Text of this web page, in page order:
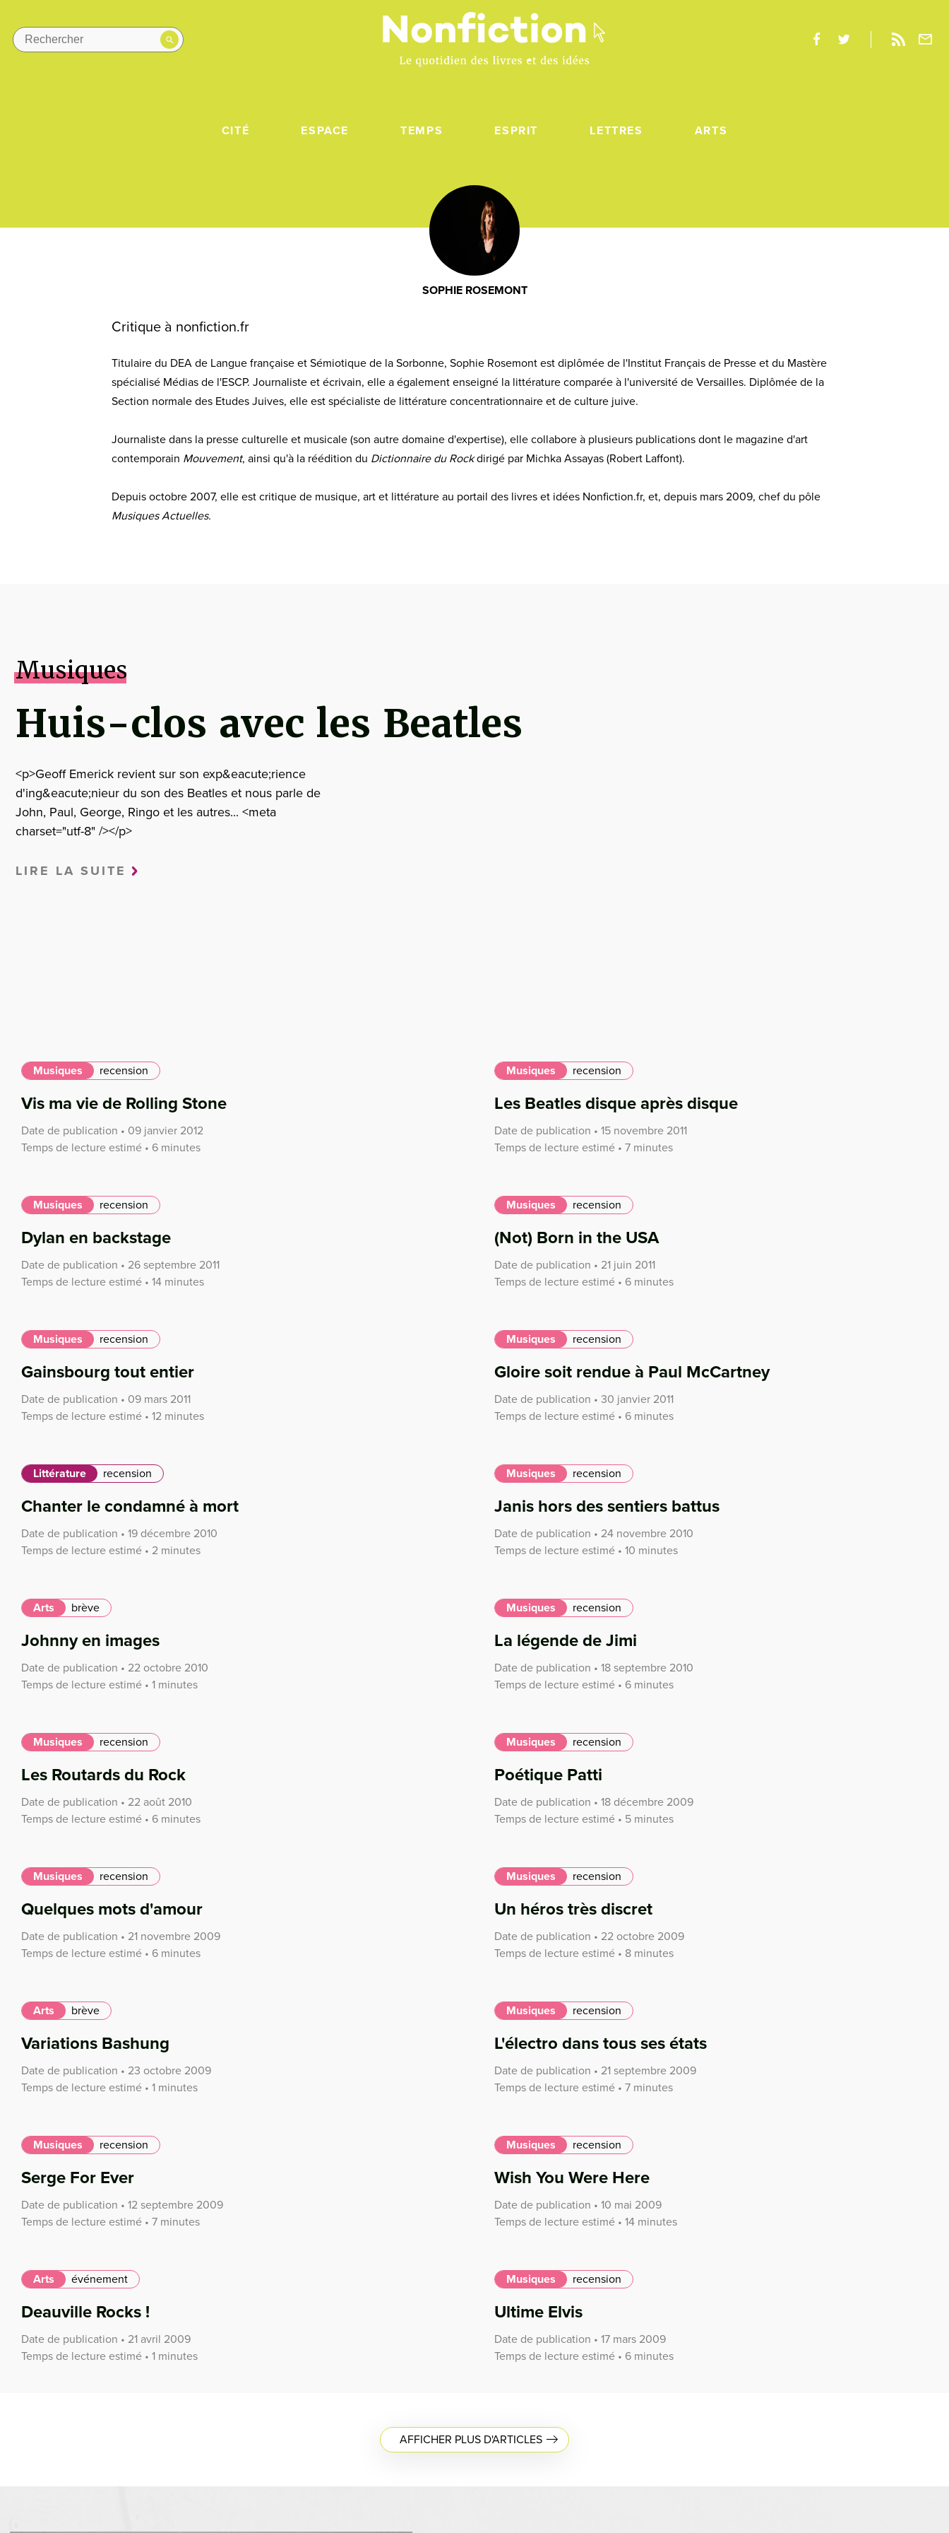
CITÉ ESPACE TEMPS ESPRIT LETTRES ARTS
SOPHIE ROSEMONT
Critique à nonfiction.fr
Titulaire du DEA de Langue française et Sémiotique de la Sorbonne, Sophie Rosemont est diplômée de l'Institut Français de Presse et du Mastère
spécialisé Médias de l'ESCP. Journaliste et écrivain, elle a également enseigné la littérature comparée à l'université de Versailles. Diplômée de la
Section normale des Etudes Juives, elle est spécialiste de littérature concentrationnaire et de culture juive.
Journaliste dans la presse culturelle et musicale (son autre domaine d'expertise), elle collabore à plusieurs publications dont le magazine d'art
contemporain Mouvement, ainsi qu'à la réédition du Dictionnaire du Rockdirigé par Michka Assayas (Robert Laffont).
Depuis octobre 2007, elle est critique de musique, art et littérature au portail des livres et idées Nonfiction.fr, et, depuis mars 2009, chef du pôle
Musiques Actuelles.
Musiques
Huis-clos avec les Beatles
<p>Geoff Emerick revient sur son exp&eacute;rience
d'ing&eacute;nieur du son des Beatles et nous parle de
John, Paul, George, Ringo et les autres... <meta
charset="utf-8" /></p>
LIRE LA SUITE
Musiques recension
Vis ma vie de Rolling Stone
Date de publication • 09 janvier 2012
Temps de lecture estimé • 6 minutes
Musiques recension
Les Beatles disque après disque
Date de publication • 15 novembre 2011
Temps de lecture estimé • 7 minutes
Musiques recension
Dylan en backstage
Date de publication • 26 septembre 2011
Temps de lecture estimé • 14 minutes
Musiques recension
(Not) Born in the USA
Date de publication • 21 juin 2011
Temps de lecture estimé • 6 minutes
Musiques recension
Gainsbourg tout entier
Date de publication • 09 mars 2011
Temps de lecture estimé • 12 minutes
Musiques recension
Gloire soit rendue à Paul McCartney
Date de publication • 30 janvier 2011
Temps de lecture estimé • 6 minutes
Littérature recension
Chanter le condamné à mort
Date de publication • 19 décembre 2010
Temps de lecture estimé • 2 minutes
Musiques recension
Janis hors des sentiers battus
Date de publication • 24 novembre 2010
Temps de lecture estimé • 10 minutes
Arts brève
Johnny en images
Date de publication • 22 octobre 2010
Temps de lecture estimé • 1 minutes
Musiques recension
La légende de Jimi
Date de publication • 18 septembre 2010
Temps de lecture estimé • 6 minutes
Musiques recension
Les Routards du Rock
Date de publication • 22 août 2010
Temps de lecture estimé • 6 minutes
Musiques recension
Poétique Patti
Date de publication • 18 décembre 2009
Temps de lecture estimé • 5 minutes
Musiques recension
Quelques mots d'amour
Date de publication • 21 novembre 2009
Temps de lecture estimé • 6 minutes
Musiques recension
Un héros très discret
Date de publication • 22 octobre 2009
Temps de lecture estimé • 8 minutes
Arts brève
Variations Bashung
Date de publication • 23 octobre 2009
Temps de lecture estimé • 1 minutes
Musiques recension
L'électro dans tous ses états
Date de publication • 21 septembre 2009
Temps de lecture estimé • 7 minutes
Musiques recension
Serge For Ever
Date de publication • 12 septembre 2009
Temps de lecture estimé • 7 minutes
Musiques recension
Wish You Were Here
Date de publication • 10 mai 2009
Temps de lecture estimé • 14 minutes
Arts événement
Deauville Rocks !
Date de publication • 21 avril 2009
Temps de lecture estimé • 1 minutes
Musiques recension
Ultime Elvis
Date de publication • 17 mars 2009
Temps de lecture estimé • 6 minutes
AFFICHER PLUS D'ARTICLES